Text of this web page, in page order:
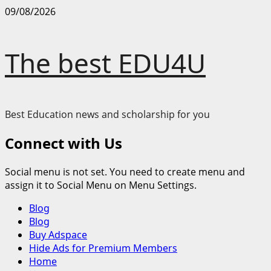
Skip
09/08/2026
The best EDU4U
Best Education news and scholarship for you
Connect with Us
Social menu is not set. You need to create menu and
assign it to Social Menu on Menu Settings.
Primary
Menu
Blog
Blog
Buy Adspace
Hide Ads for Premium Members
Home